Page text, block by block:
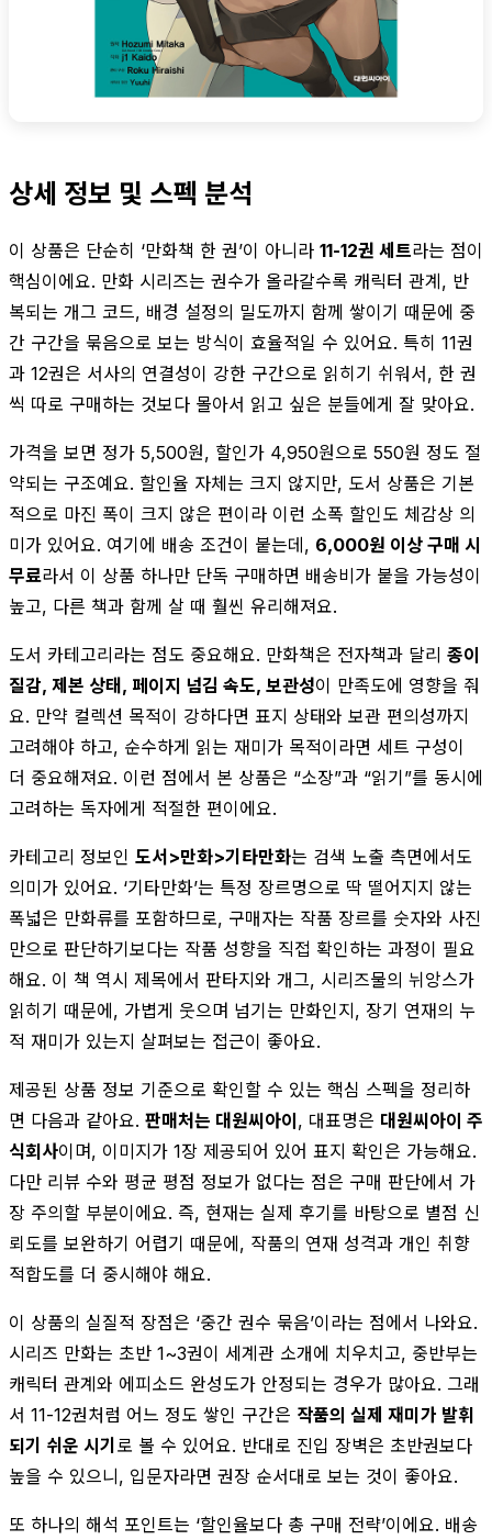
상세 정보 및 스펙 분석
이 상품은 단순히 ‘만화책 한 권’이 아니라 11-12권 세트라는 점이
핵심이에요. 만화 시리즈는 권수가 올라갈수록 캐릭터 관계, 반
복되는 개그 코드, 배경 설정의 밀도까지 함께 쌓이기 때문에 중
간 구간을 묶음으로 보는 방식이 효율적일 수 있어요. 특히 11권
과 12권은 서사의 연결성이 강한 구간으로 읽히기 쉬워서, 한 권
씩 따로 구매하는 것보다 몰아서 읽고 싶은 분들에게 잘 맞아요.
가격을 보면 정가 5,500원, 할인가 4,950원으로 550원 정도 절
약되는 구조예요. 할인율 자체는 크지 않지만, 도서 상품은 기본
적으로 마진 폭이 크지 않은 편이라 이런 소폭 할인도 체감상 의
미가 있어요. 여기에 배송 조건이 붙는데, 6,000원 이상 구매 시
무료라서 이 상품 하나만 단독 구매하면 배송비가 붙을 가능성이
높고, 다른 책과 함께 살 때 훨씬 유리해져요.
도서 카테고리라는 점도 중요해요. 만화책은 전자책과 달리 종이
질감, 제본 상태, 페이지 넘김 속도, 보관성이 만족도에 영향을 줘
요. 만약 컬렉션 목적이 강하다면 표지 상태와 보관 편의성까지
고려해야 하고, 순수하게 읽는 재미가 목적이라면 세트 구성이
더 중요해져요. 이런 점에서 본 상품은 “소장”과 “읽기”를 동시에
고려하는 독자에게 적절한 편이에요.
카테고리 정보인 도서>만화>기타만화는 검색 노출 측면에서도
의미가 있어요. ‘기타만화’는 특정 장르명으로 딱 떨어지지 않는
폭넓은 만화류를 포함하므로, 구매자는 작품 장르를 숫자와 사진
만으로 판단하기보다는 작품 성향을 직접 확인하는 과정이 필요
해요. 이 책 역시 제목에서 판타지와 개그, 시리즈물의 뉘앙스가
읽히기 때문에, 가볍게 웃으며 넘기는 만화인지, 장기 연재의 누
적 재미가 있는지 살펴보는 접근이 좋아요.
제공된 상품 정보 기준으로 확인할 수 있는 핵심 스펙을 정리하
면 다음과 같아요. 판매처는 대원씨아이, 대표명은 대원씨아이 주
식회사이며, 이미지가 1장 제공되어 있어 표지 확인은 가능해요.
다만 리뷰 수와 평균 평점 정보가 없다는 점은 구매 판단에서 가
장 주의할 부분이에요. 즉, 현재는 실제 후기를 바탕으로 별점 신
뢰도를 보완하기 어렵기 때문에, 작품의 연재 성격과 개인 취향
적합도를 더 중시해야 해요.
이 상품의 실질적 장점은 ‘중간 권수 묶음’이라는 점에서 나와요.
시리즈 만화는 초반 1~3권이 세계관 소개에 치우치고, 중반부는
캐릭터 관계와 에피소드 완성도가 안정되는 경우가 많아요. 그래
서 11-12권처럼 어느 정도 쌓인 구간은 작품의 실제 재미가 발휘
되기 쉬운 시기 로 볼 수 있어요. 반대로 진입 장벽은 초반권보다
높을 수 있으니, 입문자라면 권장 순서대로 보는 것이 좋아요.
또 하나의 해석 포인트는 ‘할인율보다 총 구매 전략’이에요. 배송